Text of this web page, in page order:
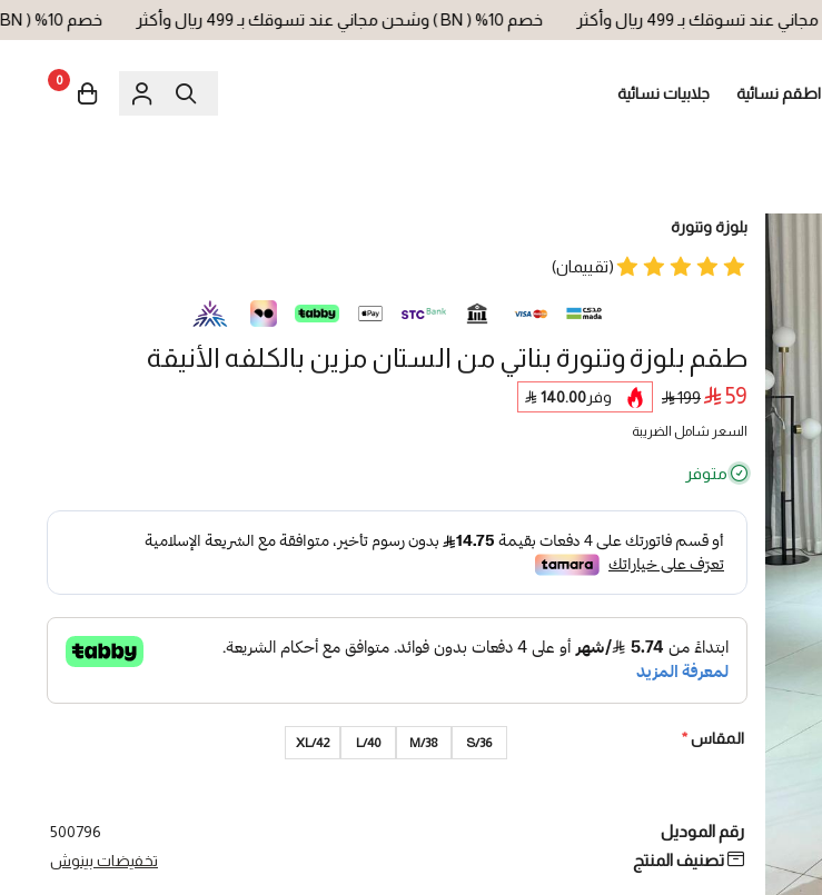
خصم 10% ( BN ) وشحن مجاني عند تسوقك بـ 499 ريال وأكثر خصم 10% ( BN ) وشحن مجاني عند تسوقك بـ 499 ريال وأكثر
اطقم نسائية جلابيات نسائية
0
طقم بلوزة وتنورة بناتي من الستان مزين بالكلفه الأنيقة
بلوزة وتنورة
(تقييمان)
59
199 وفر140.00
السعر شامل الضريبة
متوفر
المقاس*
S/36
M/38
L/40
XL/42
رقم الموديل 500796
تصنيف المنتج تخفيضات بينوش